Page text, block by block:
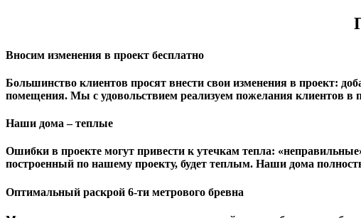
Вносим изменения в проект бесплатно
Большинство клиентов просят внести свои изменения в проект:
помещения. Мы с удовольствием реализуем пожелания клиентов в
Наши дома – теплые
Ошибки в проекте могут привести к утечкам тепла:
построенный по нашему проекту, будет теплым. Наши дома
Оптимальный раскрой 6-ти метрового бревна